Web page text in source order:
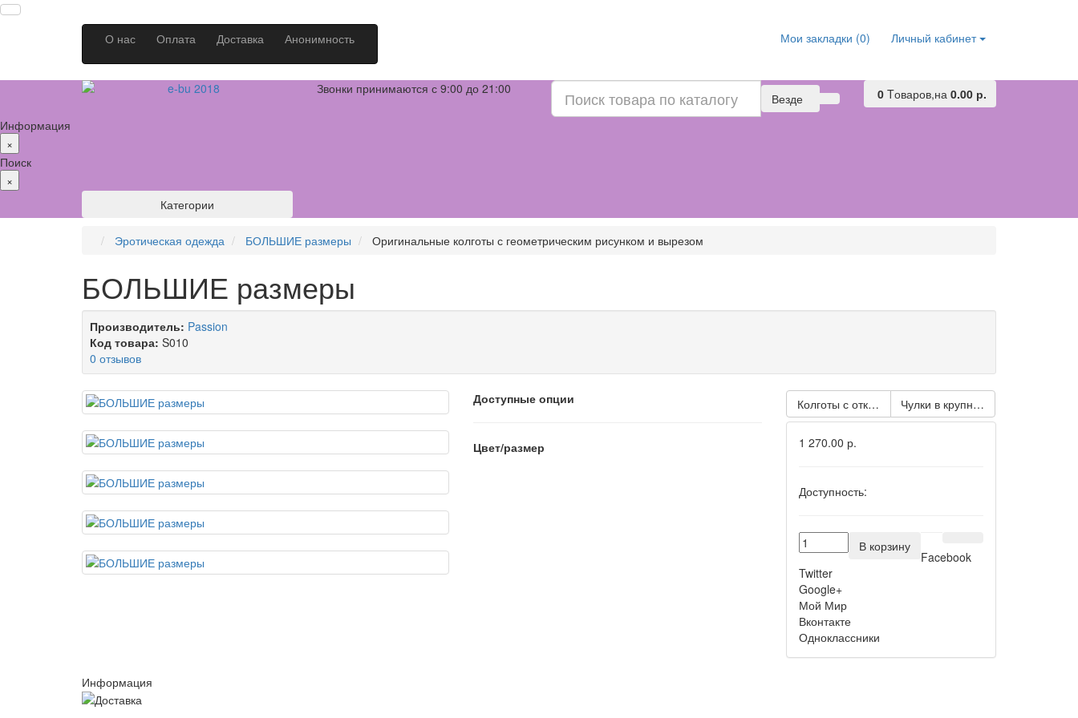
О нас Оплата Доставка Анонимность Личный кабинет
Мои закладки (0)
Звонки принимаются с 9:00 до 21:00 0 Tоваров,на 0.00 р.
Везде
Информация
×
Поиск
×
Категории
Эротическая одежда БОЛЬШИЕ размеры Оригинальные колготы с геометрическим рисунком и вырезом
БОЛЬШИЕ размеры
Производитель: Passion
Код товара: S010
0 отзывов
Доступные опции
Цвет/размер
Колготы с открытыми бёдрами и вырезами на
Чулки в крупную сетку с поясом
1 270.00 р.
Доступность:
В корзину
Facebook
Twitter
Google+
Мой Мир
Вконтакте
Одноклассники
Информация